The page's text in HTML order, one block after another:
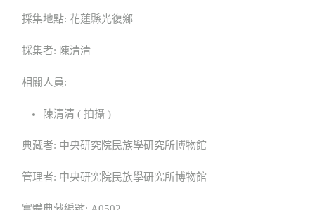
採集地點: 花蓮縣光復鄉
採集者: 陳清清
相關人員:
陳清清 ( 拍攝 )
典藏者: 中央研究院民族學研究所博物館
管理者: 中央研究院民族學研究所博物館